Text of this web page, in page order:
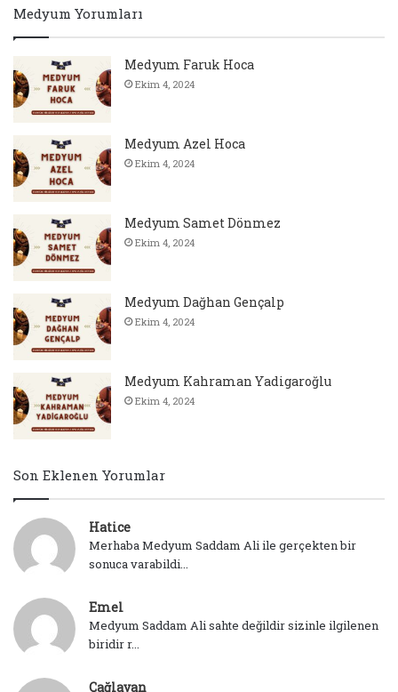
Medyum Yorumları
Medyum Faruk Hoca
Ekim 4, 2024
Medyum Azel Hoca
Ekim 4, 2024
Medyum Samet Dönmez
Ekim 4, 2024
Medyum Dağhan Gençalp
Ekim 4, 2024
Medyum Kahraman Yadigaroğlu
Ekim 4, 2024
Son Eklenen Yorumlar
Hatice
Merhaba Medyum Saddam Ali ile gerçekten bir
sonuca varabildi...
Emel
Medyum Saddam Ali sahte değildir sizinle ilgilenen
biridir r...
Çağlayan